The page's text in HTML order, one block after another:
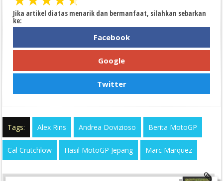
Jika artikel diatas menarik dan bermanfaat, silahkan sebarkan
ke:
Facebook
Google
Twitter
Tags: Alex Rins Andrea Dovizioso Berita MotoGP
Cal Crutchlow Hasil MotoGP Jepang Marc Marquez